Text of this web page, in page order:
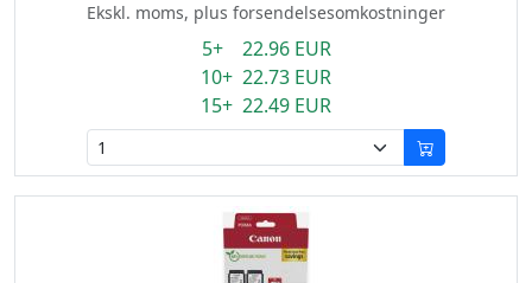
Ekskl. moms, plus forsendelsesomkostninger
5+ 22.96 EUR
10+ 22.73 EUR
15+ 22.49 EUR